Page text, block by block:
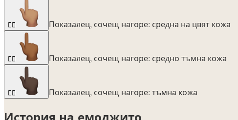
👆🏽 Показалец, сочещ нагоре: средна на цвят кожа
👆🏾 Показалец, сочещ нагоре: средно тъмна кожа
👆🏿 Показалец, сочещ нагоре: тъмна кожа
История на емоджито